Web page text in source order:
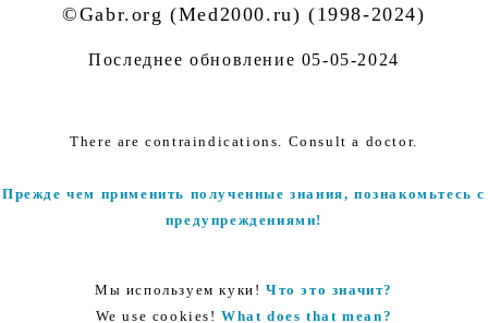
©Gabr.org (Med2000.ru) (1998-2024)
Последнее обновление 05-05-2024
There are contraindications. Consult a doctor.
Прежде чем применить полученные знания, познакомьтесь с
предупреждениями!
Мы используем куки! Что это значит?
We use cookies!What does that mean?